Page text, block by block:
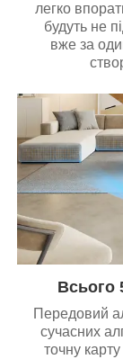
легко
будуть не
вже за
Всього
Передовий
сучасних
точну